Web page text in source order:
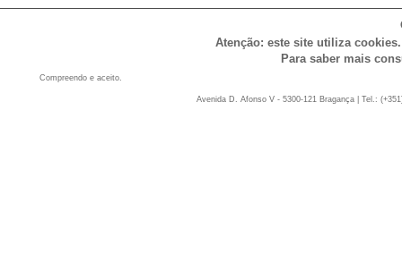
Atenção: este site utiliza
Para saber mais
Compreendo e aceito.
Avenida D. Afonso V - 5300-121 Bragança | Tel.: